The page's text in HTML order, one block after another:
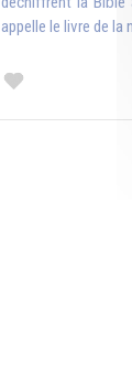
appelle le livre de la